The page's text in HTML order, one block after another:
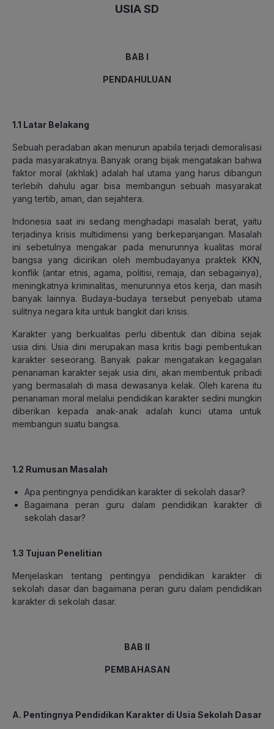
USIA SD
BAB I
PENDAHULUAN
1.1 Latar Belakang
Sebuah peradaban akan menurun apabila terjadi demoralisasi
pada masyarakatnya. Banyak orang bijak mengatakan bahwa
faktor moral (akhlak) adalah hal utama yang harus dibangun
terlebih dahulu agar bisa membangun sebuah masyarakat
yang tertib, aman, dan sejahtera.
Indonesia saat ini sedang menghadapi masalah berat, yaitu
terjadinya krisis multidimensi yang berkepanjangan. Masalah
ini sebetulnya mengakar pada menurunnya kualitas moral
bangsa yang dicirikan oleh membudayanya praktek KKN,
konflik (antar etnis, agama, politisi, remaja, dan sebagainya),
meningkatnya kriminalitas, menurunnya etos kerja, dan masih
banyak lainnya. Budaya-budaya tersebut penyebab utama
sulitnya negara kita untuk bangkit dari krisis.
Karakter yang berkualitas perlu dibentuk dan dibina sejak
usia dini. Usia dini merupakan masa kritis bagi pembentukan
karakter seseorang. Banyak pakar mengatakan kegagalan
penanaman karakter sejak usia dini, akan membentuk pribadi
yang bermasalah di masa dewasanya kelak. Oleh karena itu
penanaman moral melalui pendidikan karakter sedini mungkin
diberikan kepada anak-anak adalah kunci utama untuk
membangun suatu bangsa.
1.2 Rumusan Masalah
Apa pentingnya pendidikan karakter di sekolah dasar?
Bagaimana peran guru dalam pendidikan karakter di
sekolah dasar?
1.3 Tujuan Penelitian
Menjelaskan tentang pentingya pendidikan karakter di
sekolah dasar dan bagaimana peran guru dalam pendidikan
karakter di sekolah dasar.
BAB II
PEMBAHASAN
A. Pentingnya Pendidikan Karakter di Usia Sekolah Dasar